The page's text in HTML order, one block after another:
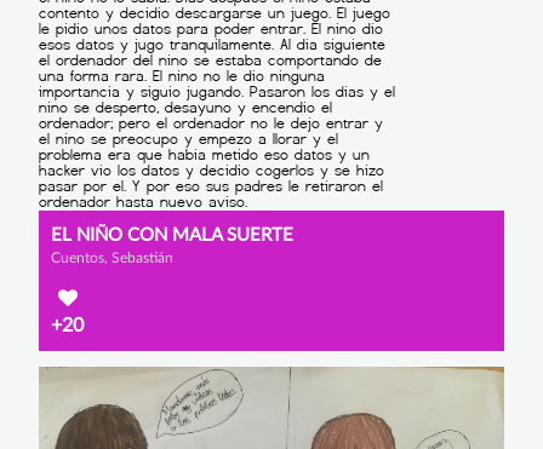
EL NIÑO CON MALA SUERTE
Cuentos, Sebastián
+20